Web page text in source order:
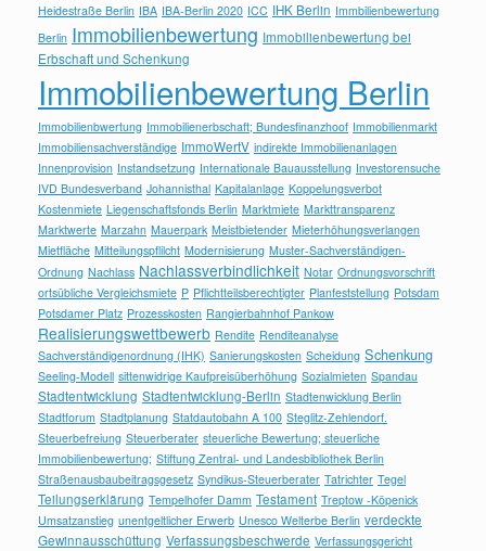
Heidestraße Berlin IBA IBA-Berlin 2020 ICC IHK Berlin Immbilienbewertung
Berlin Immobilienbewertung Immobilienbewertung bei
Erbschaft und Schenkung
Immobilienbewertung Berlin
Immobilienbwertung Immobilienerbschaft; Bundesfinanzhoof Immobilienmarkt
Immobiliensachverständige ImmoWertV indirekte Immobilienanlagen
Innenprovision Instandsetzung Internationale Bauausstellung Investorensuche
IVD Bundesverband Johannisthal Kapitalanlage Koppelungsverbot
Kostenmiete Liegenschaftsfonds Berlin Marktmiete Markttransparenz
Marktwerte Marzahn Mauerpark Meistbietender Mieterhöhungsverlangen
Mietfläche Mitteilungspflilcht Modernisierung Muster-Sachverständigen-
Ordnung Nachlass Nachlassverbindlichkeit Notar Ordnungsvorschrift
ortsübliche Vergleichsmiete P Pflichtteilsberechtigter Planfeststellung Potsdam
Potsdamer Platz Prozesskosten Rangierbahnhof Pankow
Realisierungswettbewerb Rendite Renditeanalyse
Sachverständigenordnung (IHK) Sanierungskosten Scheidung Schenkung
Seeling-Modell sittenwidrige Kaufpreisüberhöhung Sozialmieten Spandau
Stadtentwicklung Stadtentwicklung-Berlin Stadtenwicklung Berlin
Stadtforum Stadtplanung Statdautobahn A 100 Steglitz-Zehlendorf.
Steuerbefreiung Steuerberater steuerliche Bewertung; steuerliche
Immobilienbewertung; Stiftung Zentral- und Landesbibliothek Berlin
Straßenausbaubeitragsgesetz Syndikus-Steuerberater Tatrichter Tegel
Teilungserklärung Tempelhofer Damm Testament Treptow -Köpenick
Umsatzanstieg unentgeltlicher Erwerb Unesco Welterbe Berlin verdeckte
Gewinnausschüttung Verfassungsbeschwerde Verfassungsgericht